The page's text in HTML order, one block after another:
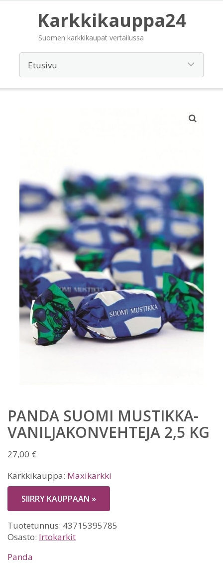
Karkkikauppa24
Suomen karkkikaupat vertailussa
PANDA SUOMI MUSTIKKA-
VANILJAKONVEHTEJA 2,5 KG
27,00 €
Karkkikauppa: Maxikarkki
SIIRRY KAUPPAAN »
Tuotetunnus: 43715395785
Osasto: Irtokarkit
Panda